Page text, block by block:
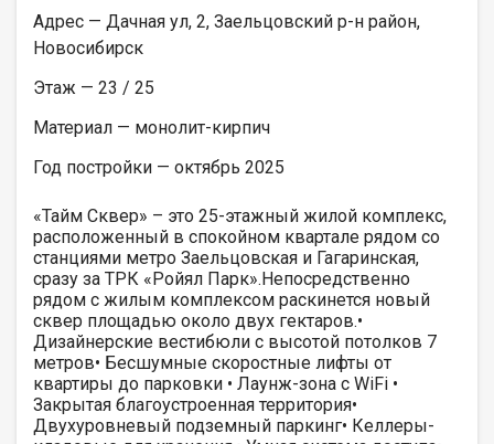
Адрес — Дачная ул, 2, Заельцовский р-н район,
Новосибирск
Этаж — 23 / 25
Материал — монолит-кирпич
Год постройки — октябрь 2025
«Тайм Сквер» – это 25-этажный жилой комплекс,
расположенный в спокойном квартале рядом со
станциями метро Заельцовская и Гагаринская,
сразу за ТРК «Ройял Парк».Непосредственно
рядом с жилым комплексом раскинется новый
сквер площадью около двух гектаров.•
Дизайнерские вестибюли с высотой потолков 7
метров• Бесшумные скоростные лифты от
квартиры до парковки • Лаунж-зона с WiFi •
Закрытая благоустроенная территория•
Двухуровневый подземный паркинг• Келлеры-